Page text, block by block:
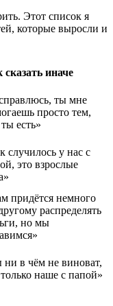
Этот список я
которые выросли и
сказать иначе
ты мне
просто тем,
есть»
случилось у нас с
это взрослые
придётся немного
распределять
но мы
ни в чём не виноват,
наше с папой»